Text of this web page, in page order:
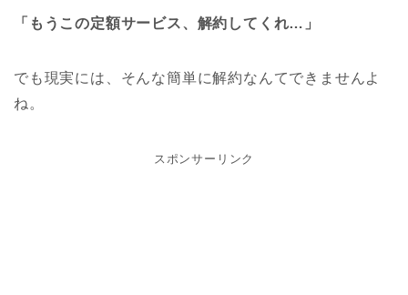
「もうこの定額サービス、解約してくれ…」
でも現実には、そんな簡単に解約なんてできませんよ
ね。
スポンサーリンク